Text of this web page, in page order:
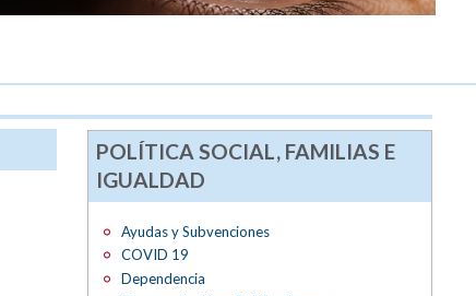
POLÍTICA SOCIAL, FAMILIAS E
IGUALDAD
Ayudas y Subvenciones
COVID 19
Dependencia